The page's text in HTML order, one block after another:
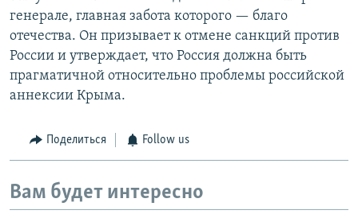
генерале, главная забота которого — благо
отечества. Он призывает к отмене санкций против
России и утверждает, что Россия должна быть
прагматичной относительно проблемы российской
аннексии Крыма.
Поделиться Follow us
Вам будет интересно